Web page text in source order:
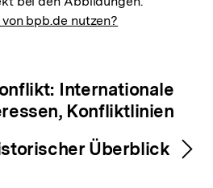
bpb.de nutzen?
Internationale
Konfliktlinien
Überblick